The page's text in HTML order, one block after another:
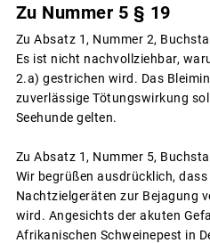
Zu Nummer 5 § 19
Zu Absatz 1, Nummer 2,
Es ist nicht nachvollziehbar,
2.a) gestrichen wird. Das
zuverlässige Tötungswirkung
Seehunde gelten.
Zu Absatz 1, Nummer 5,
Wir begrüßen ausdrücklich,
Nachtzielgeräten zur Bejagung
wird. Angesichts der akuten
Afrikanischen Schweinepest in